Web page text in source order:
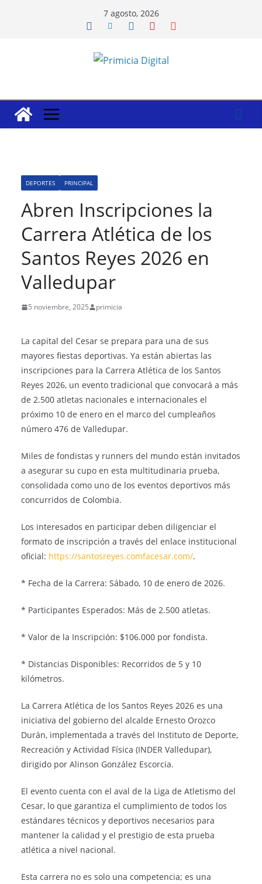
7 agosto, 2026
DEPORTES PRINCIPAL
Abren Inscripciones la
Carrera Atlética de los
Santos Reyes 2026 en
Valledupar
5 noviembre, 2025 primicia
La capital del Cesar se prepara para una de sus
mayores fiestas deportivas. Ya están abiertas las
inscripciones para la Carrera Atlética de los Santos
Reyes 2026, un evento tradicional que convocará a más
de 2.500 atletas nacionales e internacionales el
próximo 10 de enero en el marco del cumpleaños
número 476 de Valledupar.
Miles de fondistas y runners del mundo están invitados
a asegurar su cupo en esta multitudinaria prueba,
consolidada como uno de los eventos deportivos más
concurridos de Colombia.
Los interesados en participar deben diligenciar el
formato de inscripción a través del enlace institucional
oficial: https://santosreyes.comfacesar.com/.
* Fecha de la Carrera: Sábado, 10 de enero de 2026.
* Participantes Esperados: Más de 2.500 atletas.
* Valor de la Inscripción: $106.000 por fondista.
* Distancias Disponibles: Recorridos de 5 y 10
kilómetros.
La Carrera Atlética de los Santos Reyes 2026 es una
iniciativa del gobierno del alcalde Ernesto Orozco
Durán, implementada a través del Instituto de Deporte,
Recreación y Actividad Física (INDER Valledupar),
dirigido por Alinson González Escorcia.
El evento cuenta con el aval de la Liga de Atletismo del
Cesar, lo que garantiza el cumplimiento de todos los
estándares técnicos y deportivos necesarios para
mantener la calidad y el prestigio de esta prueba
atlética a nivel nacional.
Esta carrera no es solo una competencia; es una